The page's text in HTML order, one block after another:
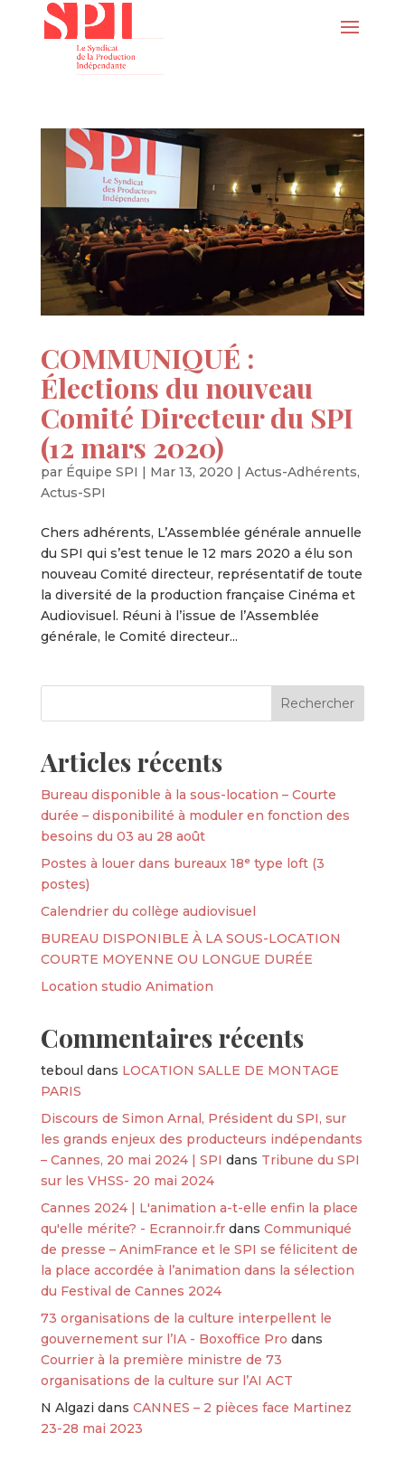
COMMUNIQUÉ :
Élections du nouveau
Comité Directeur du SPI
(12 mars 2020)
par Équipe SPI | Mar 13, 2020 | Actus-Adhérents,
Actus-SPI
Chers adhérents, L’Assemblée générale annuelle
du SPI qui s’est tenue le 12 mars 2020 a élu son
nouveau Comité directeur, représentatif de toute
la diversité de la production française Cinéma et
Audiovisuel. Réuni à l’issue de l’Assemblée
générale, le Comité directeur...
Articles récents
Bureau disponible à la sous-location – Courte
durée – disponibilité à moduler en fonction des
besoins du 03 au 28 août
Postes à louer dans bureaux 18ᵉ type loft (3
postes)
Calendrier du collège audiovisuel
BUREAU DISPONIBLE À LA SOUS-LOCATION
COURTE MOYENNE OU LONGUE DURÉE
Location studio Animation
Commentaires récents
teboul dans LOCATION SALLE DE MONTAGE
PARIS
Discours de Simon Arnal, Président du SPI, sur
les grands enjeux des producteurs indépendants
– Cannes, 20 mai 2024 | SPI dans Tribune du SPI
sur les VHSS- 20 mai 2024
Cannes 2024 | L'animation a-t-elle enfin la place
qu'elle mérite? - Ecrannoir.frdans Communiqué
de presse – AnimFrance et le SPI se félicitent de
la place accordée à l’animation dans la sélection
du Festival de Cannes 2024
73 organisations de la culture interpellent le
gouvernement sur l’IA - Boxoffice Pro dans
Courrier à la première ministre de 73
organisations de la culture sur l’AI ACT
N Algazi dans CANNES – 2 pièces face Martinez
23-28 mai 2023